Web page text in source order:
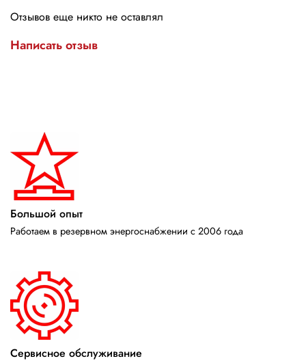
Отзывов еще никто не оставлял
Написать отзыв
Большой опыт
Работаем в резервном энергоснабжении с 2006 года
Сервисное обслуживание